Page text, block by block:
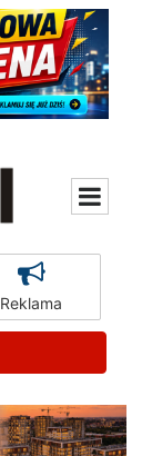
Reklama